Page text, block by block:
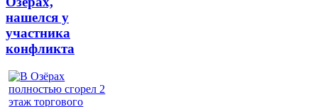
нашелся у
участника
конфликта